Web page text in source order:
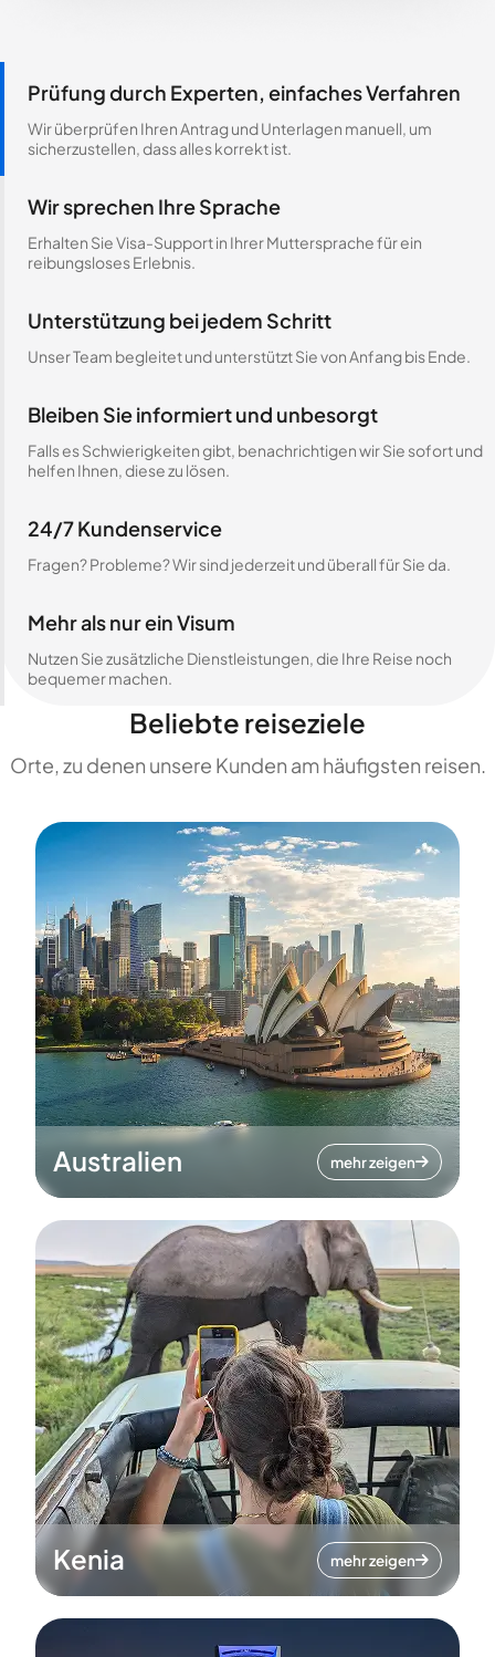
Prüfung durch Experten, einfaches Verfahren
Wir überprüfen Ihren Antrag und Unterlagen manuell, um
sicherzustellen, dass alles korrekt ist.
Wir sprechen Ihre Sprache
Erhalten Sie Visa-Support in Ihrer Muttersprache für ein
reibungsloses Erlebnis.
Unterstützung bei jedem Schritt
Unser Team begleitet und unterstützt Sie von Anfang bis Ende.
Bleiben Sie informiert und unbesorgt
Falls es Schwierigkeiten gibt, benachrichtigen wir Sie sofort und
helfen Ihnen, diese zu lösen.
24/7 Kundenservice
Fragen? Probleme? Wir sind jederzeit und überall für Sie da.
Mehr als nur ein Visum
Nutzen Sie zusätzliche Dienstleistungen, die Ihre Reise noch
bequemer machen.
Beliebte reiseziele
Orte, zu denen unsere Kunden am häufigsten reisen.
Australien mehr zeigen
Kenia mehr zeigen